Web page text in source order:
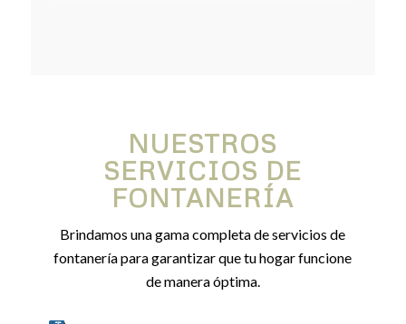
NUESTROS
SERVICIOS DE
FONTANERÍA
Brindamos una gama completa de servicios de
fontanería para garantizar que tu hogar funcione
de manera óptima.